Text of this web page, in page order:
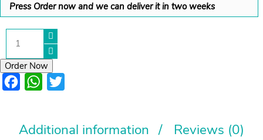
Press Order now and we can deliver it in two weeks
سلة
quantity
Order Now
FacebookWhatsApp
Additional information Reviews (0)